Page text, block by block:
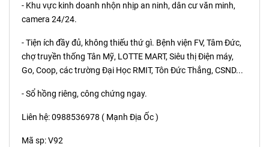
- Khu vực kinh doanh nhộn nhịp an ninh, dân cư văn minh,
camera 24/24.
- Tiện ích đầy đủ, không thiếu thứ gì. Bệnh viện FV, Tâm Đức,
chợ truyền thống Tân Mỹ, LOTTE MART, Siêu thị Điện máy,
Go, Coop, các trường Đại Học RMIT, Tôn Đức Thắng, CSND...
- Sổ hồng riêng, công chứng ngay.
Liên hệ: 0988536978 ( Mạnh Địa Ốc )
Mã sp: V92